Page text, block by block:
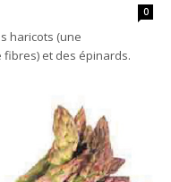
0
haricots (une
et des épinards.